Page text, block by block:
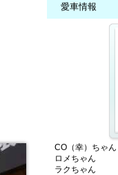
愛車情報
CO（幸）ちゃん
ロメちゃん
ラクちゃん